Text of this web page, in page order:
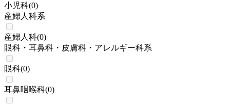
小児科(0)
産婦人科系
産婦人科(0)
眼科・耳鼻科・皮膚科・アレルギー科系
眼科(0)
耳鼻咽喉科(0)